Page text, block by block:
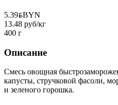
5.39BYNBYN
13.48 руб/кг
400 г
Описание
Смесь овощная
капусты, стручковой фасоли,
и зеленого горошка.